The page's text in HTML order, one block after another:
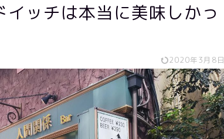
ッチは本当に美味しかっ
2020年3月8日